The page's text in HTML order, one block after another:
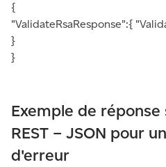
{
"ValidateRsaResponse":{
}
}
Exemple de
REST – JSON pour
d'erreur